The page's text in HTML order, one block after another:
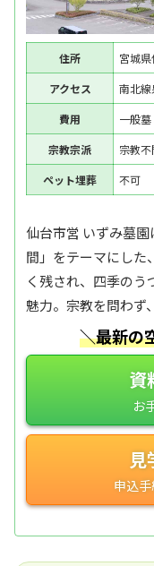
住所
宮城
アクセス
南北
費用
一般墓
宗教宗派
宗教不
ペット埋葬
不可
仙台市営 いずみ墓
間」をテーマにした
く残され、四季の
魅力。宗教を問わず
＼最新の
資
見